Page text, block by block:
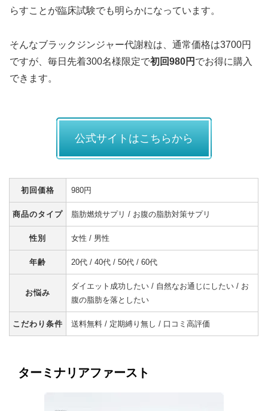
らすことが臨床試験でも明らかになっています。
そんなブラックジンジャー代謝粒は、通常価格は3700円
ですが、毎日先着300名様限定で初回980円 でお得に購入
できます。
公式サイトはこちらから
初回価格 980円
商品のタイプ 脂肪燃焼サプリ / お腹の脂肪対策サプリ
性別 女性 / 男性
年齢 20代 / 40代 / 50代 / 60代
お悩み
ダイエット成功したい / 自然なお通じにしたい / お
腹の脂肪を落としたい
こだわり条件 送料無料 / 定期縛り無し / 口コミ高評価
ターミナリアファースト